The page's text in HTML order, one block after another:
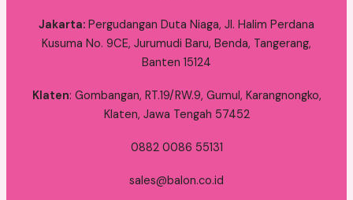
Jakarta: Pergudangan Duta Niaga, Jl. Halim Perdana
Kusuma No. 9CE, Jurumudi Baru, Benda, Tangerang,
Banten 15124
Klaten: Gombangan, RT.19/RW.9, Gumul, Karangnongko,
Klaten, Jawa Tengah 57452
0882 0086 55131
sales@balon.co.id